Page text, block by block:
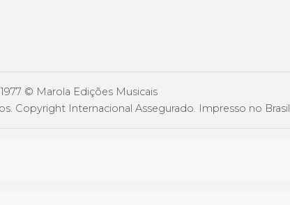
1977 © Marola Edições Musicais
Copyright Internacional Assegurado. Impresso no Brasil